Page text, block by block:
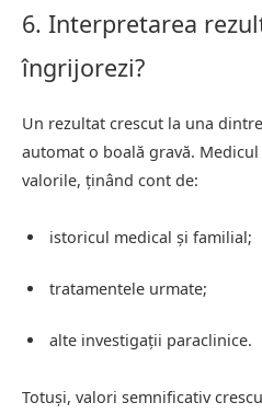
6. Interpretarea
îngrijorezi?
Un rezultat crescut la una
automat o boală gravă.
valorile, ținând cont de:
istoricul medical și familial;
tratamentele urmate;
alte investigații paraclinice.
Totuși, valori semnificativ